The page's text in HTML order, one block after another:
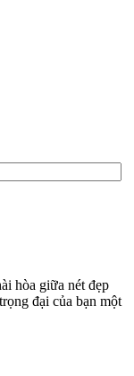
hòa giữa nét đẹp
đại của bạn một